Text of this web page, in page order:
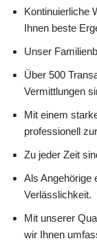
Kontinuierliche
Ihnen beste
Unser
Über 500
Vermittlungen
Mit einem
professionell
Zu jeder Zeit
Als Angehörige
Verlässlichkeit.
Mit unserer
wir Ihnen